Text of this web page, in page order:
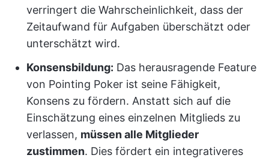
verringert die Wahrscheinlichkeit, dass der
Zeitaufwand für Aufgaben überschätzt oder
unterschätzt wird.
Konsensbildung: Das herausragende Feature
von Pointing Poker ist seine Fähigkeit,
Konsens zu fördern. Anstatt sich auf die
Einschätzung eines einzelnen Mitglieds zu
verlassen, müssen alle Mitglieder
zustimmen. Dies fördert ein integrativeres